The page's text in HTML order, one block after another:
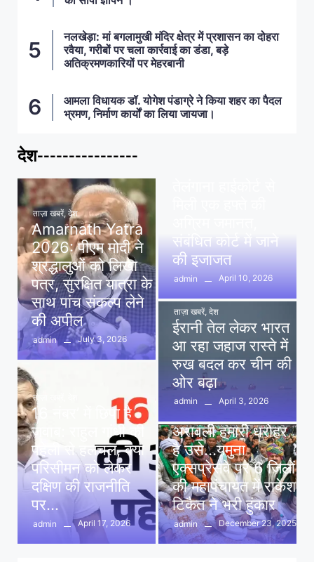
नलखेड़ा: मां बगलामुखी मंदिर क्षेत्र में प्रशासन का दोहरा
रवैया, गरीबों पर चला कार्रवाई का डंडा, बड़े
अतिक्रमणकारियों पर मेहरबानी
आमला विधायक डॉ. योगेश पंडाग्रे ने किया शहर का पैदल
भ्रमण, निर्माण कार्यों का लिया जायजा।
देश----------------
ताज़ा खबरें, देश
Amarnath Yatra
2026: पीएम मोदी ने
श्रद्धालुओं को लिखा
पत्र, सुरक्षित यात्रा के
साथ पांच संकल्प लेने
की अपील
admin July 3, 2026
ताज़ा खबरें
16 नंबर’ में छिपा है
जवाब: राहुल गांधी की
पहेली से हलचल, क्या
परिसीमन को लेकर
दक्षिण की राजनीति
पर…
admin April 17, 2026
संबंधित कोर्ट में जाने
की इजाजत
admin April 10, 2026
ताज़ा खबरें, देश
ईरानी तेल लेकर भारत
आ रहा जहाज रास्ते में
रुख बदल कर चीन की
ओर बढ़ा
admin
April 3, 2026
अरावली हमारी धरोहर
है उसे…यमुना
एक्सप्रेसवे पर 6 जिलों
की महापंचायत में राकेश
टिकैत ने भरी हुंकार
admin December 23, 2025